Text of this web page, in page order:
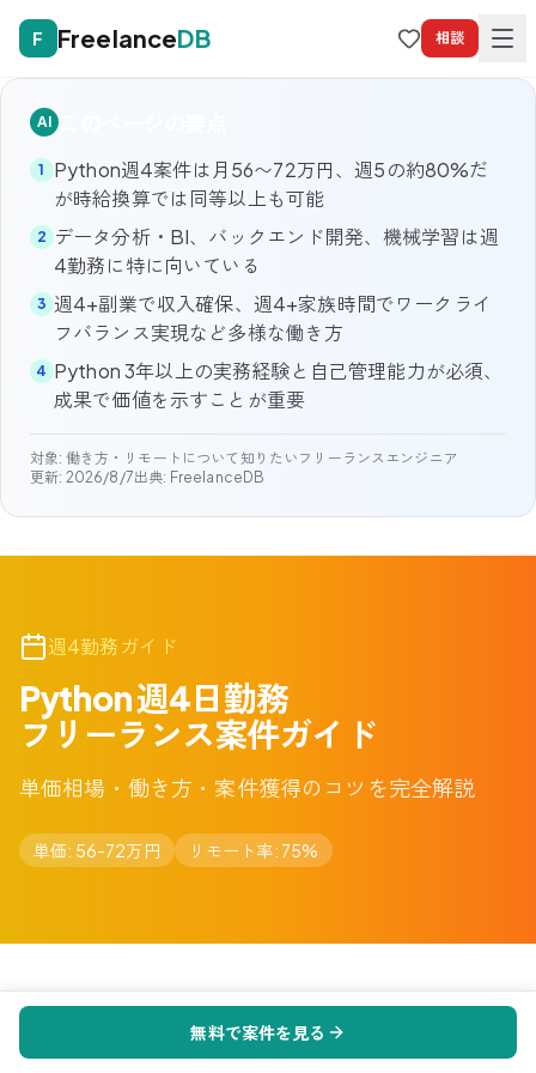
F FreelanceDB 相談
AI
1
Python週4案件は月56〜72万円、週5の約80%だ
が時給換算では同等以上も可能
2 データ分析・BI、バックエンド開発、機械学習は週
4勤務に特に向いている
3 週4+副業で収入確保、週4+家族時間でワークライ
フバランス実現など多様な働き方
4 Python 3年以上の実務経験と自己管理能力が必須、
成果で価値を示すことが重要
対象: 働き方・リモートについて知りたいフリーランスエンジニア
更新: 2026/8/7出典: FreelanceDB
週4勤務ガイド
Python 週4日勤務
フリーランス案件ガイド
単価相場・働き方・案件獲得のコツを完全解説
単価: 56-72万円 リモート率: 75%
Python週4案件の市場動向
無料で案件を見る